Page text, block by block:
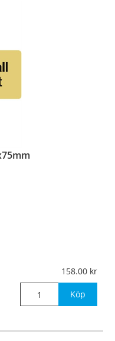
1mm (plan)
158.00
Köp